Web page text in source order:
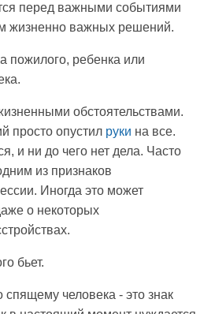
перед важными событиями
жизненно важных решений.
пожилого, ребенка или
обстоятельствами.
просто опустил руки на все.
и ни до чего нет дела. Часто
из признаков
Иногда это может
о некоторых
бьет.
спящему человека - это знак